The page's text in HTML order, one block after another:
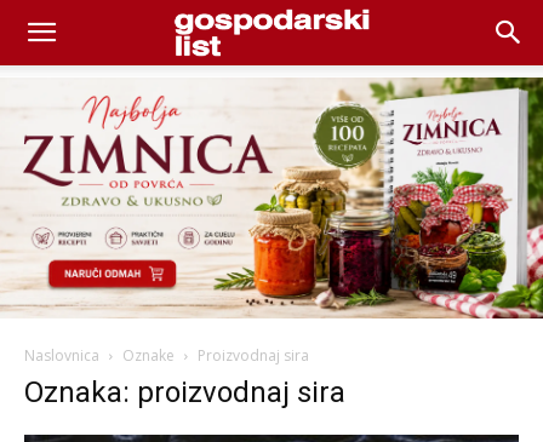
Naslovnica Oznake Proizvodnaj sira
Oznaka: proizvodnaj sira